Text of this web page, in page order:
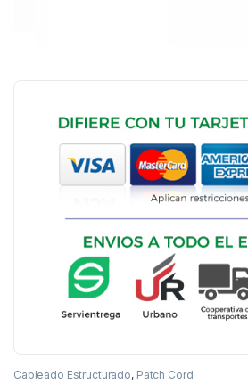
Cableado Estructurado, Patch Cord